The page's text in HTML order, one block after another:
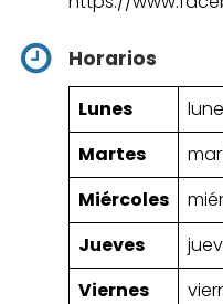
Horarios
Lunes
Martes
Miércoles
Jueves
Viernes